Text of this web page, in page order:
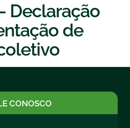
Declaração
de
CONOSCO